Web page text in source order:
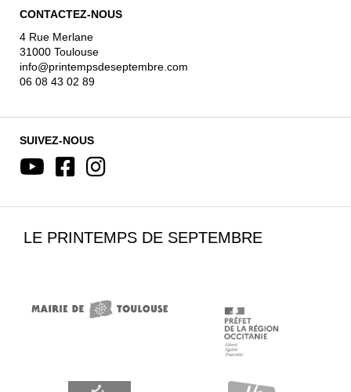
CONTACTEZ-NOUS
4 Rue Merlane
31000 Toulouse
info@printempsdeseptembre.com
06 08 43 02 89
SUIVEZ-NOUS
LE PRINTEMPS DE SEPTEMBRE